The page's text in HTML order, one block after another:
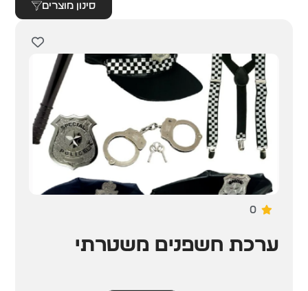
סינון מוצרים
0
ערכת חשפנים משטרתי